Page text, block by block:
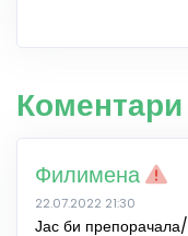
Коментари
Филимена
22.07.2022 21:30
Јас би